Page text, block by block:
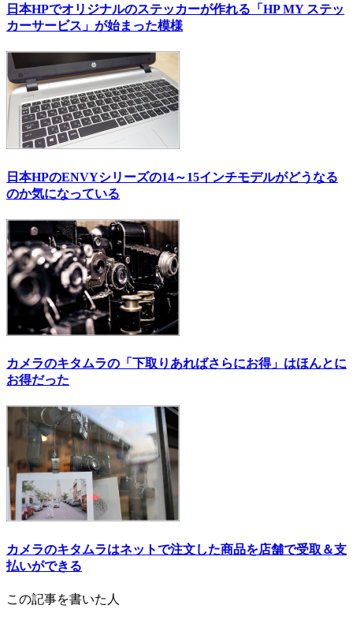
日本HPでオリジナルのステッカーが作れる「HP MY ステッ
カーサービス」が始まった模様
日本HPのENVYシリーズの14～15インチモデルがどうなる
のか気になっている
カメラのキタムラの「下取りあればさらにお得」はほんとに
お得だった
カメラのキタムラはネットで注文した商品を店舗で受取＆支
払いができる
この記事を書いた人